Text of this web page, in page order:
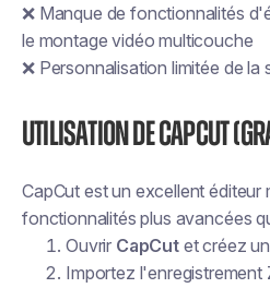
❌ Manque de fonctionnalités
le montage vidéo multicouche
❌ Personnalisation limitée de
Utilisation de CapCut
CapCut est un excellent éditeur
fonctionnalités plus avancées
Ouvrir CapCutet créez un
Importez l'enregistrement